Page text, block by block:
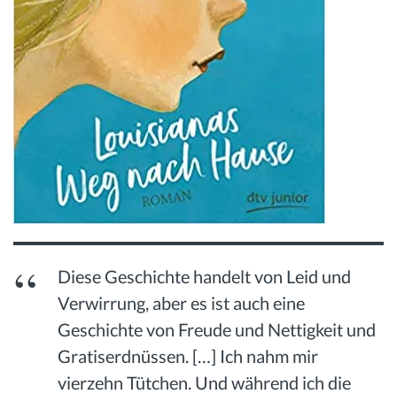
Diese Geschichte handelt von Leid und
Verwirrung, aber es ist auch eine
Geschichte von Freude und Nettigkeit und
Gratiserdnüssen. […] Ich nahm mir
vierzehn Tütchen. Und während ich die